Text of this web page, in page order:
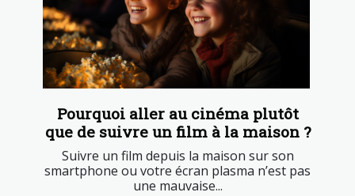
Pourquoi aller au cinéma plutôt
que de suivre un film à la maison ?
Suivre un film depuis la maison sur son
smartphone ou votre écran plasma n’est pas
une mauvaise...